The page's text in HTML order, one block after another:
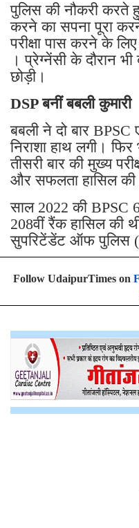
पुलिस की नौकरी करते
करने का सपना पूरा
परीक्षा पास करने के
। प्रेग्नेंसी के दौरान
छोड़ी।
DSP बनीं बबली कुमारी
बबली ने दो बार BPSC
निराशा हाथ लगी।
तीसरी बार की मुख्य
और सफलता हासिल
साल 2022 की BPSC
208वीं रैंक हासिल की
सुपरिटेंडेंट ऑफ पुलिस
Follow UdaipurTimes on